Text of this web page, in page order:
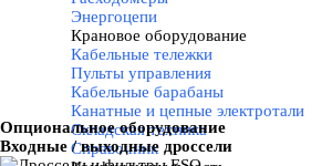
Энергоцепи
Крановое оборудование
Кабельные тележки
Пульты управления
Кабельные барабаны
Канатные и цепные электротали
Складская техника
Справочник
Опциональное оборудование
Входные / выходные дроссели